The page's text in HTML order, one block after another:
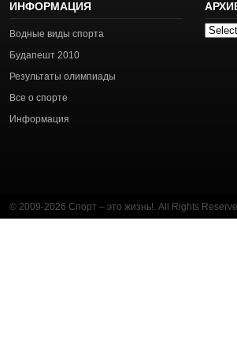
ИНФОРМАЦИЯ
Водные виды спорта
Будапешт 2010
Результаты олимпиады
Все о спорте
Информация
Архив
© 2009-2026 Спорт – это жизнь!. All Rights